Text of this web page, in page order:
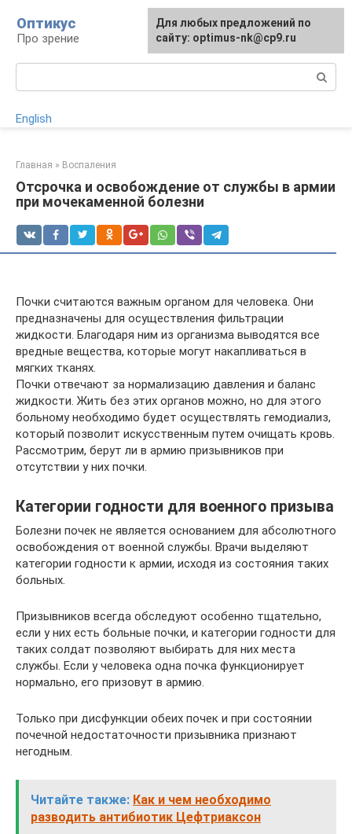
контенту
Оптикус
Про зрение
English
Главная » Воспаления
Отсрочка и освобождение от службы в армии
при мочекаменной болезни
Почки считаются важным органом для человека. Они
предназначены для осуществления фильтрации
жидкости. Благодаря ним из организма выводятся все
вредные вещества, которые могут накапливаться в
мягких тканях.
Почки отвечают за нормализацию давления и баланс
жидкости. Жить без этих органов можно, но для этого
больному необходимо будет осуществлять гемодиализ,
который позволит искусственным путем очищать кровь.
Рассмотрим, берут ли в армию призывников при
отсутствии у них почки.
Категории годности для военного призыва
Болезни почек не является основанием для абсолютного
освобождения от военной службы. Врачи выделяют
категории годности к армии, исходя из состояния таких
больных.
Призывников всегда обследуют особенно тщательно,
если у них есть больные почки, и категории годности для
таких солдат позволяют выбирать для них места
службы. Если у человека одна почка функционирует
нормально, его призовут в армию.
Только при дисфункции обеих почек и при состоянии
почечной недостаточности призывника признают
негодным.
Читайте также: Как и чем необходимо
разводить антибиотик Цефтриаксон
Для любых предложений по
сайту: optimus-nk@cp9.ru